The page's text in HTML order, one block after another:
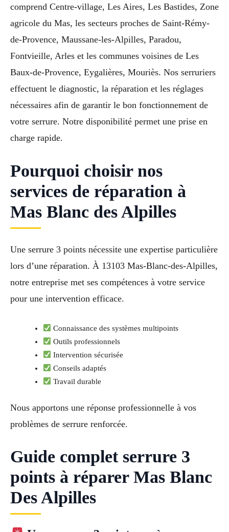
comprend Centre-village, Les Aires, Les Bastides, Zone
agricole du Mas, les secteurs proches de Saint-Rémy-
de-Provence, Maussane-les-Alpilles, Paradou,
Fontvieille, Arles et les communes voisines de Les
Baux-de-Provence, Eygalières, Mouriès. Nos serruriers
effectuent le diagnostic, la réparation et les réglages
nécessaires afin de garantir le bon fonctionnement de
votre serrure. Notre disponibilité permet une prise en
charge rapide.
Pourquoi choisir nos
services de réparation à
Mas Blanc des Alpilles
Une serrure 3 points nécessite une expertise particulière
lors d’une réparation. À 13103 Mas-Blanc-des-Alpilles,
notre entreprise met ses compétences à votre service
pour une intervention efficace.
Connaissance des systèmes multipoints
Outils professionnels
Intervention sécurisée
Conseils adaptés
Travail durable
Nous apportons une réponse professionnelle à vos
problèmes de serrure renforcée.
Guide complet serrure 3
points à réparer Mas Blanc
Des Alpilles